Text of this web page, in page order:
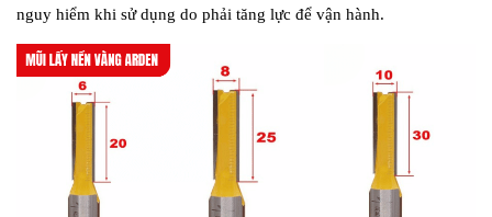
nguy hiểm khi sử dụng do phải tăng lực để vận hành.